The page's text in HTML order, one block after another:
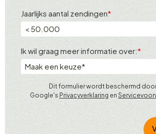
Jaarlijks aantal zendingen
Ik wil graag meer informatie over:
Dit formulier wordt beschermd door
Google's Privacyverklaring en